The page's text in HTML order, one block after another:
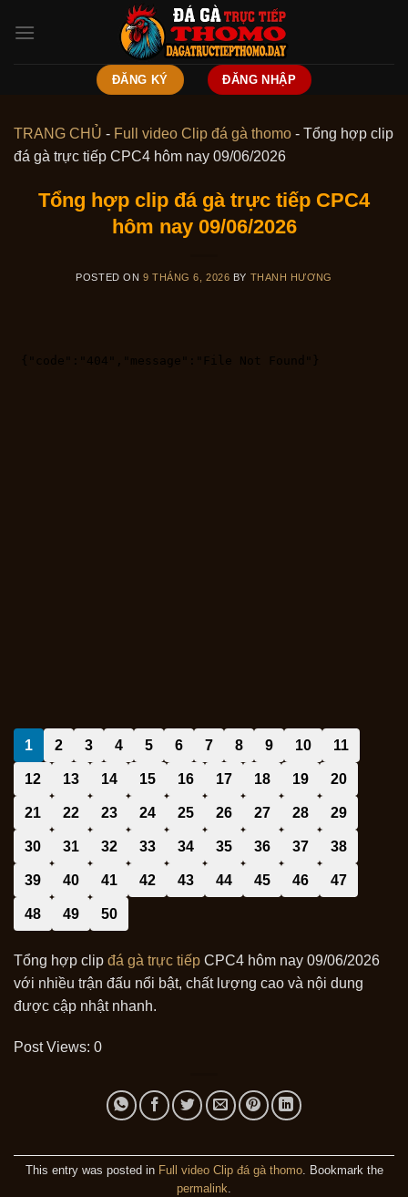
ĐĂNG KÝ ĐĂNG NHẬP
TRANG CHỦ - Full video Clip đá gà thomo - Tổng hợp clip
đá gà trực tiếp CPC4 hôm nay 09/06/2026
Tổng hợp clip đá gà trực tiếp CPC4
hôm nay 09/06/2026
POSTED ON 9 THÁNG 6, 2026 BY THANH HƯƠNG
1 2 3 4 5 6 7 8 9 10 11
12 13 14 15 16 17 18 19 20
21 22 23 24 25 26 27 28 29
30 31 32 33 34 35 36 37 38
39 40 41 42 43 44 45 46 47
48 49 50
Tổng hợp clip đá gà trực tiếp CPC4 hôm nay 09/06/2026
với nhiều trận đấu nổi bật, chất lượng cao và nội dung
được cập nhật nhanh.
Post Views: 0
This entry was posted in Full video Clip đá gà thomo. Bookmark the
permalink